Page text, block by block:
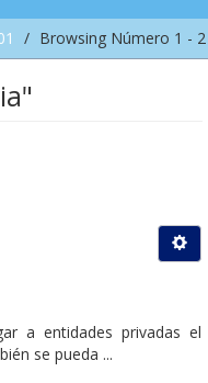
Browsing Número 1 -
a entidades privadas el
se pueda ...